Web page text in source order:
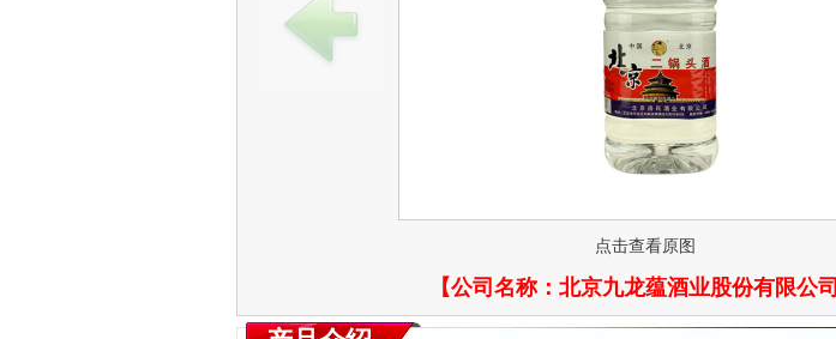
点击查看原图
【公司名称： 北京九龙蕴酒业股份有限公司